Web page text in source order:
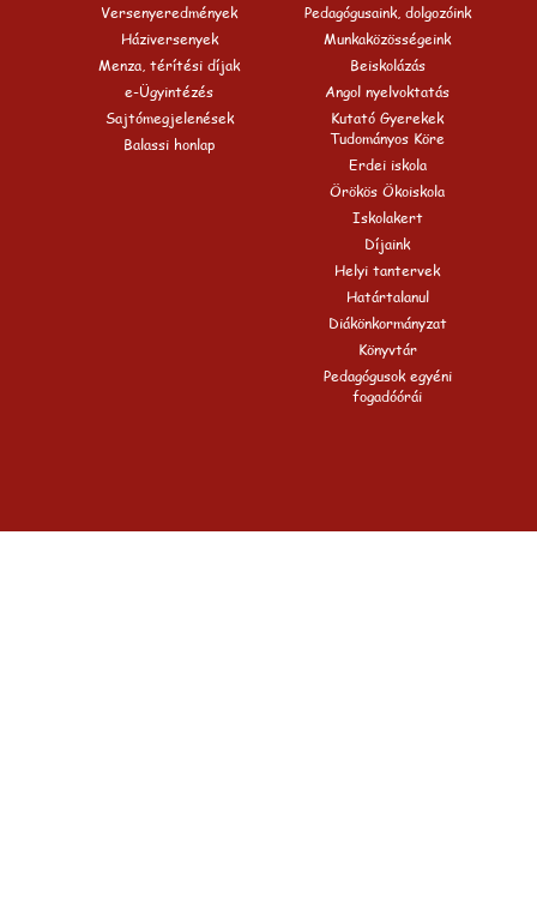
Versenyeredmények
Háziversenyek
Menza, térítési díjak
e-Ügyintézés
Sajtómegjelenések
Balassi honlap
Pedagógusaink, dolgozóink
Munkaközösségeink
Beiskolázás
Angol nyelvoktatás
Kutató Gyerekek
Tudományos Köre
Erdei iskola
Örökös Ökoiskola
Iskolakert
Díjaink
Helyi tantervek
Határtalanul
Diákönkormányzat
Könyvtár
Pedagógusok egyéni
fogadóórái